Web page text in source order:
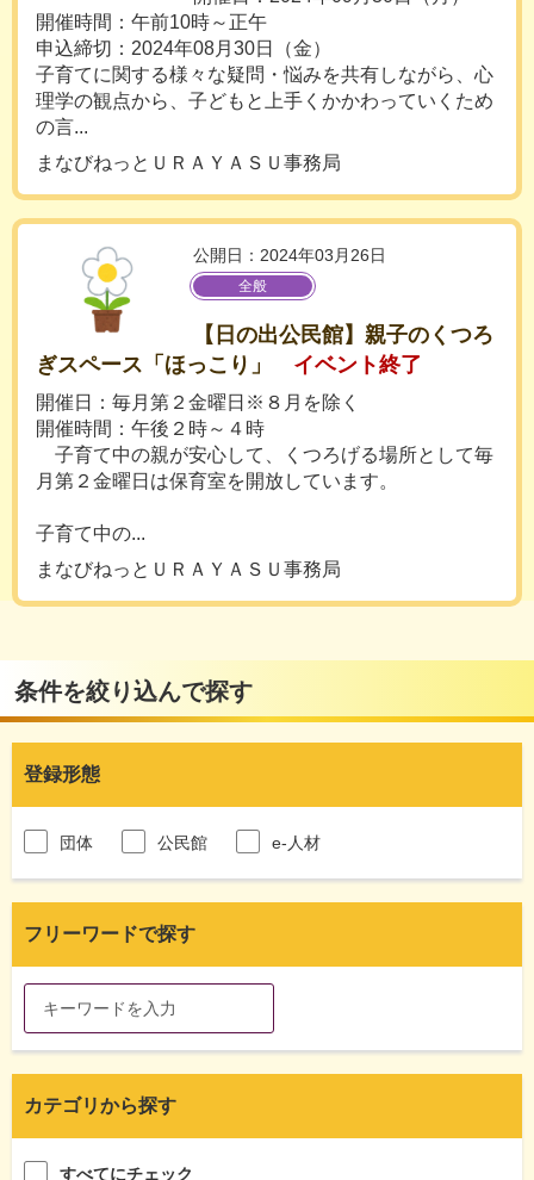
開催時間：午前10時～正午
申込締切：2024年08月30日（金）
子育てに関する様々な疑問・悩みを共有しながら、心
理学の観点から、子どもと上手くかかわっていくため
の言...
まなびねっとＵＲＡＹＡＳＵ事務局
公開日：2024年03月26日
全般
【日の出公民館】親子のくつろ
ぎスペース「ほっこり」
イベント終了
開催日：毎月第２金曜日※８月を除く
開催時間：午後２時～４時
子育て中の親が安心して、くつろげる場所として毎
月第２金曜日は保育室を開放しています。
子育て中の...
まなびねっとＵＲＡＹＡＳＵ事務局
条件を絞り込んで探す
登録形態
団体 公民館 e-人材
フリーワードで探す
カテゴリから探す
すべてにチェック